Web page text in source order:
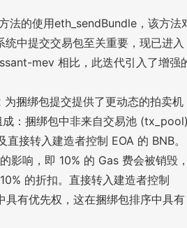
法的使用eth_sendBundle，该方法
中提交交易包至关重要，现已进入
mev 相比，此迭代引入了增强
捆绑包提交提供了更动态的拍卖机
：捆绑包中非来自交易池
接转入建造者控制 EOA 的 BNB。
影响，即 10% 的 Gas 费会被销毁
的折扣。直接转入建造者控制
具有优先权，这在捆绑包排序中具有